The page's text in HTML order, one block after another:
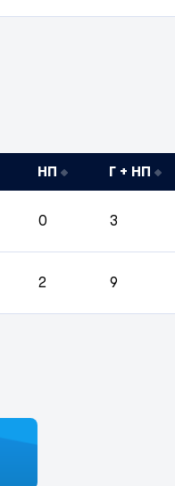
НП Г + НП
0 3
2 9